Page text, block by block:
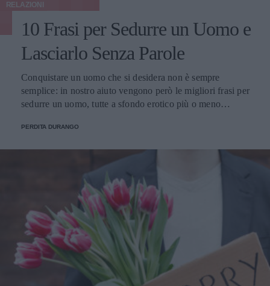
RELAZIONI
10 Frasi per Sedurre un Uomo e
Lasciarlo Senza Parole
Conquistare un uomo che si desidera non è sempre
semplice: in nostro aiuto vengono però le migliori frasi per
sedurre un uomo, tutte a sfondo erotico più o meno
PERDITA DURANGO